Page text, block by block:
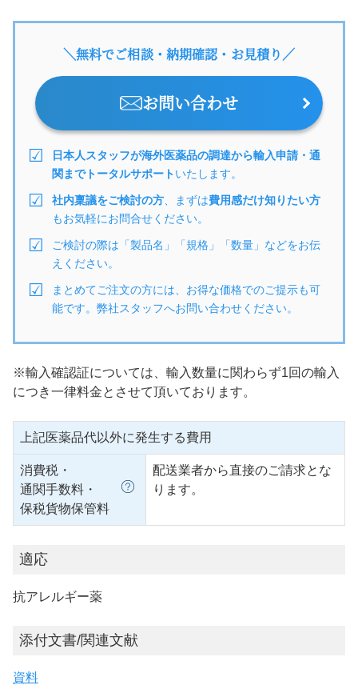
＼無料でご相談・納期確認・お見積り／
お問い合わせ
日本人スタッフが海外医薬品の調達から輸入申請・通
関までトータルサポートいたします。
社内稟議をご検討の方 、まずは費用感だけ知りたい方
もお気軽にお問合せください。
ご検討の際は「製品名」「規格」「数量」などをお伝
えください。
まとめてご注文の方には、お得な価格でのご提示も可
能です。弊社スタッフへお問い合わせください。
※輸入確認証については、輸入数量に関わらず1回の輸入
につき一律料金とさせて頂いております。
上記医薬品代以外に発生する費用
消費税・
通関手数料・
保税貨物保管料
配送業者から直接のご請求とな
ります。
適応
抗アレルギー薬
添付文書/関連文献
資料